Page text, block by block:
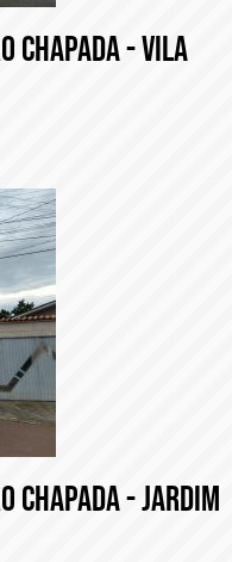
CHAPADA - VILA
CHAPADA - JARDIM